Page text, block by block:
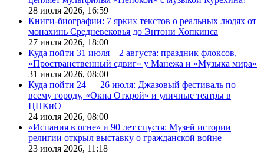
28 июля 2026, 16:59
Книги-биографии: 7 ярких текстов о реальных людях от
монахинь Средневековья до Энтони Хопкинса
27 июля 2026, 18:00
Куда пойти 31 июля—2 августа: праздник флоксов,
«Пространственный сдвиг» у Манежа и «Музыка мира»
31 июля 2026, 08:00
Куда пойти 24 — 26 июля: Джазовый фестиваль по
всему городу, «Окна Открой» и уличные театры в
ЦПКиО
24 июля 2026, 08:00
«Испания в огне» и 90 лет спустя: Музей истории
религии открыл выставку о гражданской войне
23 июля 2026, 11:18